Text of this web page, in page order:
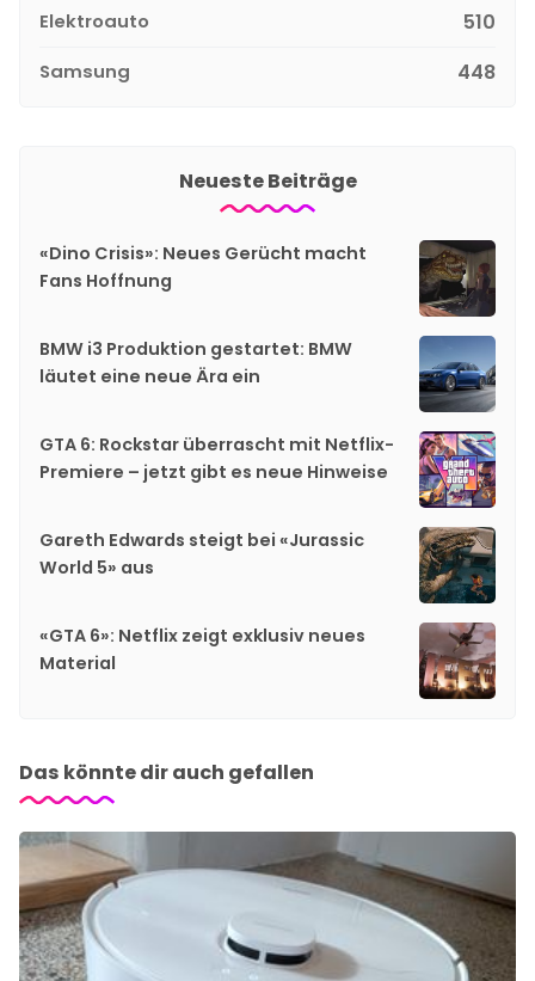
Elektroauto 510
Samsung 448
Neueste Beiträge
«Dino Crisis»: Neues Gerücht macht
Fans Hoffnung
BMW i3 Produktion gestartet: BMW
läutet eine neue Ära ein
GTA 6: Rockstar überrascht mit Netflix-
Premiere – jetzt gibt es neue Hinweise
Gareth Edwards steigt bei «Jurassic
World 5» aus
«GTA 6»: Netflix zeigt exklusiv neues
Material
Das könnte dir auch gefallen